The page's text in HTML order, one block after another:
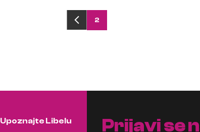
2
Upoznajte Libelu Prijavi se